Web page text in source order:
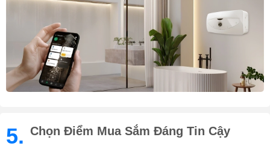
5. Chọn Điểm Mua Sắm Đáng Tin Cậy